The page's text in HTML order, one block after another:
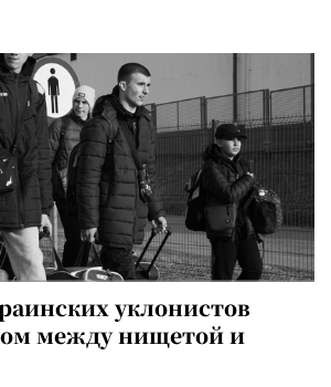
уклонистов
между нищетой и